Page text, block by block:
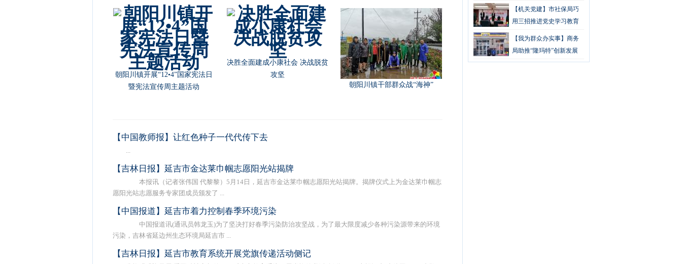
朝阳川镇开展“12•4”国家宪法日
暨宪法宣传周主题活动
决胜全面建成小康社会 决战脱贫
攻坚
朝阳川镇干部群众战“海神”
【中国教师报】让红色种子一代代传下去
...
【吉林日报】延吉市金达莱巾帼志愿阳光站揭牌
本报讯（记者张伟国 代黎黎）5月14日，延吉市金达莱巾帼志愿阳光站揭牌。揭牌仪式上为金达莱巾帼志
愿阳光站志愿服务专家团成员颁发了 ...
【中国报道】延吉市着力控制春季环境污染
中国报道讯(通讯员韩龙玉)为了坚决打好春季污染防治攻坚战，为了最大限度减少各种污染源带来的环境
污染，吉林省延边州生态环境局延吉市 ...
【吉林日报】延吉市教育系统开展党旗传递活动侧记
【机关党建】市社保局巧
用三招推进党史学习教育
走深走实
【我为群众办实事】商务
局助推“隆玛特”创新发展